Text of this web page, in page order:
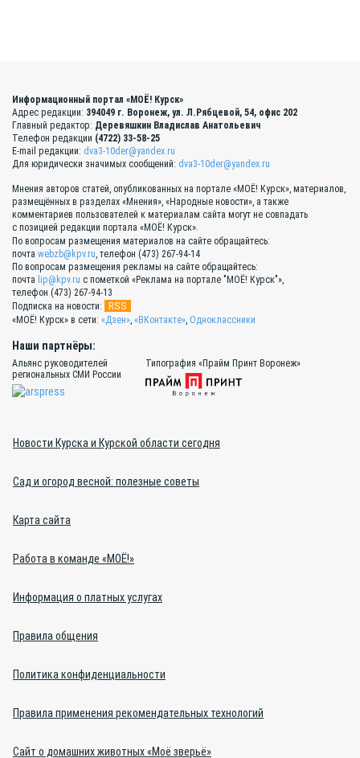
Информационный портал «МОЁ! Курск»
Адрес редакции: 394049 г. Воронеж, ул. Л.Рябцевой, 54, офис 202
Главный редактор: Деревяшкин Владислав Анатольевич
Телефон редакции (4722) 33-58-25
E-mail редакции: dva3-10der@yandex.ru
Для юридически значимых сообщений: dva3-10der@yandex.ru
Мнения авторов статей, опубликованных на портале «МОЁ! Курск», материалов,
размещённых в разделах «Мнения», «Народные новости», а также
комментариев пользователей к материалам сайта могут не совпадать
с позицией редакции портала «МОЁ! Курск».
По вопросам размещения материалов на сайте обращайтесь:
почта webzb@kpv.ru, телефон (473) 267-94-14
По вопросам размещения рекламы на сайте обращайтесь:
почта lip@kpv.ru с пометкой «Реклама на портале "МОЁ! Курск"»,
телефон (473) 267-94-13
Подписка на новости:
RSS
«МОЁ! Курск» в сети: «Дзен», «ВКонтакте», Одноклассники
Наши партнёры:
Альянс руководителей
региональных СМИ России
Типография «Прайм Принт Воронеж»
Новости Курска и Курской области сегодня
Сад и огород весной: полезные советы
Карта сайта
Работа в команде «МОЁ!»
Информация о платных услугах
Правила общения
Политика конфиденциальности
Правила применения рекомендательных технологий
Сайт о домашних животных «Моё зверьё»